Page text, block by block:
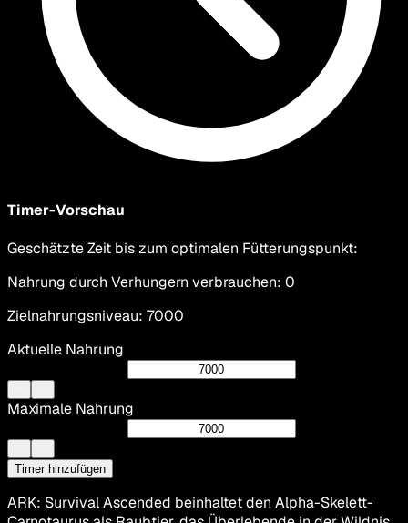
Timer-Vorschau
Geschätzte Zeit bis zum optimalen Fütterungspunkt:
Nahrung durch Verhungern verbrauchen: 0
Zielnahrungsniveau: 7000
Aktuelle Nahrung
Maximale Nahrung
Timer hinzufügen
ARK: Survival Ascended beinhaltet den Alpha-Skelett-